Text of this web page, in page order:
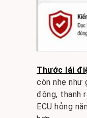
Thước lái
còn nhẹ như
động, thanh
ECU hỏng